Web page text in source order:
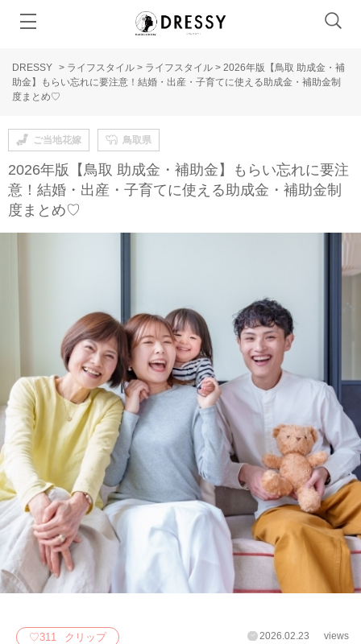
DRESSY > ライフスタイル > ライフスタイル > 2026年版【鳥取 助成金・補
助金】もらい忘れに要注意！結婚・出産・子育てに使える助成金・補助金制
度まとめ♡
ご当地花嫁 鳥取県
2026年版【鳥取 助成金・補助金】もらい忘れに要注
意！結婚・出産・子育てに使える助成金・補助金制
度まとめ♡
♡311 クリップ 2026.02.23 views